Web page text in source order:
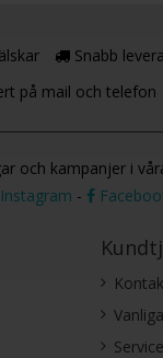
Snabb
på mail och telefon
och kampanjer i
Instagram -